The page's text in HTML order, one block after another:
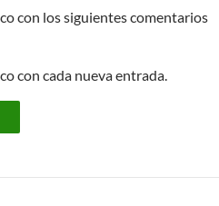
con los siguientes comentarios
con cada nueva entrada.